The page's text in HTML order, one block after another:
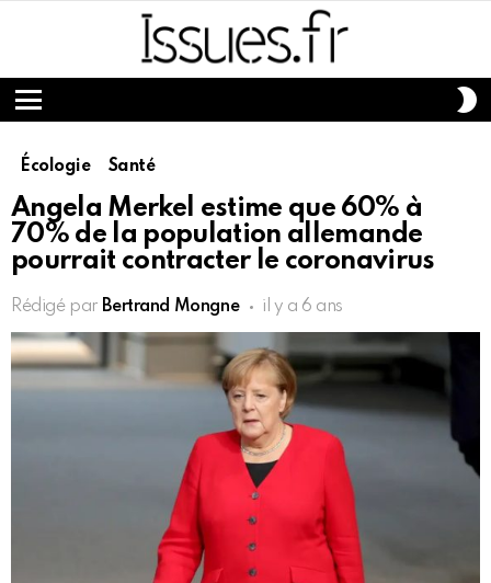
Menu
Écologie Santé
Angela Merkel estime que 60% à
70% de la population allemande
pourrait contracter le coronavirus
Rédigé par Bertrand Mongne il y a 6 ans